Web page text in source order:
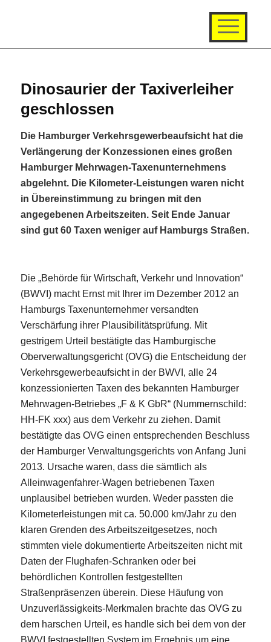
Dinosaurier der Taxiverleiher
geschlossen
Die Hamburger Verkehrsgewerbeaufsicht hat die
Verlängerung der Konzessionen eines großen
Hamburger Mehrwagen-Taxenunternehmens
abgelehnt. Die Kilometer-Leistungen waren nicht
in Übereinstimmung zu bringen mit den
angegebenen Arbeitszeiten. Seit Ende Januar
sind gut 60 Taxen weniger auf Hamburgs Straßen.
Die „Behörde für Wirtschaft, Verkehr und Innovation“
(BWVI) macht Ernst mit Ihrer im Dezember 2012 an
Hamburgs Taxenunternehmer versandten
Verschärfung ihrer Plausibilitätsprüfung. Mit
gestrigem Urteil bestätigte das Hamburgische
Oberverwaltungsgericht (OVG) die Entscheidung der
Verkehrsgewerbeaufsicht in der BWVI, alle 24
konzessionierten Taxen des bekannten Hamburger
Mehrwagen-Betriebes „F & K GbR“ (Nummernschild:
HH-FK xxx) aus dem Verkehr zu ziehen. Damit
bestätigte das OVG einen entsprechenden Beschluss
der Hamburger Verwaltungsgerichts von Anfang Juni
2013. Ursache waren, dass die sämtlich als
Alleinwagenfahrer-Wagen betriebenen Taxen
unplausibel betrieben wurden. Weder passten die
Kilometerleistungen mit ca. 50.000 km/Jahr zu den
klaren Grenden des Arbeitszeitgesetzes, noch
stimmten viele dokumentierte Arbeitszeiten nicht mit
Daten der Flughafen-Schranken oder bei
behördlichen Kontrollen festgestellten
Straßenpräsenzen überein. Diese Häufung von
Unzuverlässigkeits-Merkmalen brachte das OVG zu
dem harschen Urteil, es handle sich bei dem von der